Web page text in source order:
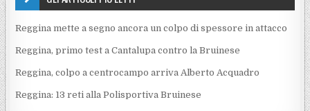
Reggina mette a segno ancora un colpo di spessore in attacco
Reggina, primo test a Cantalupa contro la Bruinese
Reggina, colpo a centrocampo arriva Alberto Acquadro
Reggina: 13 reti alla Polisportiva Bruinese